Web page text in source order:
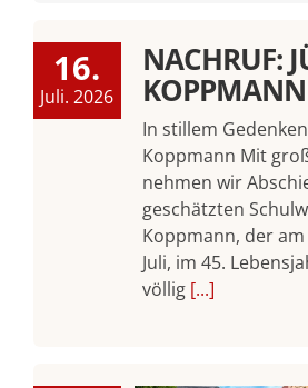
16.
Juli. 2026
NACHRUF:
KOPPMANN
In stillem
Koppmann Mit
nehmen wir
geschätzten
Koppmann, der
Juli, im 45.
völlig [...]